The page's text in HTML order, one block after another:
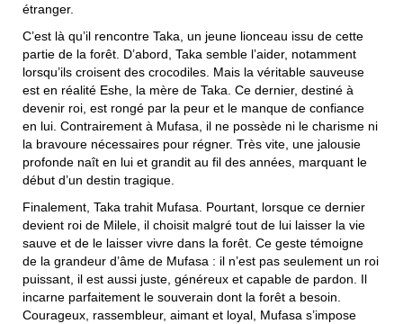
étranger.
C’est là qu’il rencontre Taka, un jeune lionceau issu de cette
partie de la forêt. D’abord, Taka semble l’aider, notamment
lorsqu’ils croisent des crocodiles. Mais la véritable sauveuse
est en réalité Eshe, la mère de Taka. Ce dernier, destiné à
devenir roi, est rongé par la peur et le manque de confiance
en lui. Contrairement à Mufasa, il ne possède ni le charisme ni
la bravoure nécessaires pour régner. Très vite, une jalousie
profonde naît en lui et grandit au fil des années, marquant le
début d’un destin tragique.
Finalement, Taka trahit Mufasa. Pourtant, lorsque ce dernier
devient roi de Milele, il choisit malgré tout de lui laisser la vie
sauve et de le laisser vivre dans la forêt. Ce geste témoigne
de la grandeur d’âme de Mufasa : il n’est pas seulement un roi
puissant, il est aussi juste, généreux et capable de pardon. Il
incarne parfaitement le souverain dont la forêt a besoin.
Courageux, rassembleur, aimant et loyal, Mufasa s’impose